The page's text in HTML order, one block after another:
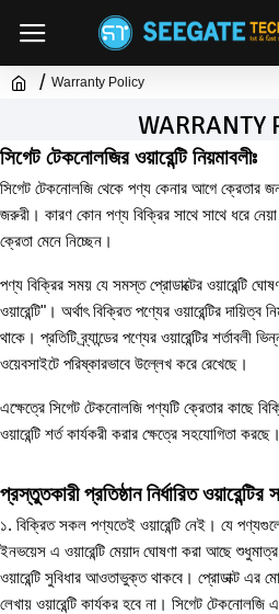
Warranty Policy
WARRANTY
সিগেট টেকনোলজির ওয়ারেন্টি নিয়মাবলীঃ
সিগেট টেকনোলজি থেকে পণ্য কেনার আগে ক্রেতার জন্য
জরুরী। কারণ কোন পণ্য বিক্রির সাথে সাথে ধরে নেয়া
ক্রেতা মেনে নিচ্ছেন।
পণ্য বিক্রির সময় যে সমস্ত প্রোডাক্টের ওয়ারেন্টি
ওয়ারেন্টি"। অর্থাৎ বিক্রিত পণ্যের ওয়ারেন্টির দায়িত্ব
থাকে। প্রতিটি ব্র্যান্ডের পণ্যের ওয়ারেন্টির শর্তাবলী
ওয়েবসাইটে পরিষ্কারভাবে উল্লেখ করে রেখেছে।
এক্ষেত্রে সিগেট টেকনোলজি পণ্যটি ক্রেতার কাছে
ওয়ারেন্টি শর্ত কার্যকরী করার ক্ষেত্রে সহযোগিতা করছে।
প্রস্তুতকারী প্রতিষ্ঠান নির্ধারিত ওয়ারেন্টির
১. বিক্রিত সকল পণ্যতেই ওয়ারেন্টি নেই। যে
ইনভয়েস এ ওয়ারেন্টি মেয়াদ ঘোষণা করা আছে
ওয়ারেন্টি সুবিধার আওতাভুক্ত থাকবে। প্রোডাক্ট এর
লেখায় ওয়ারেন্টি কার্যকর হবে না। সিগেট